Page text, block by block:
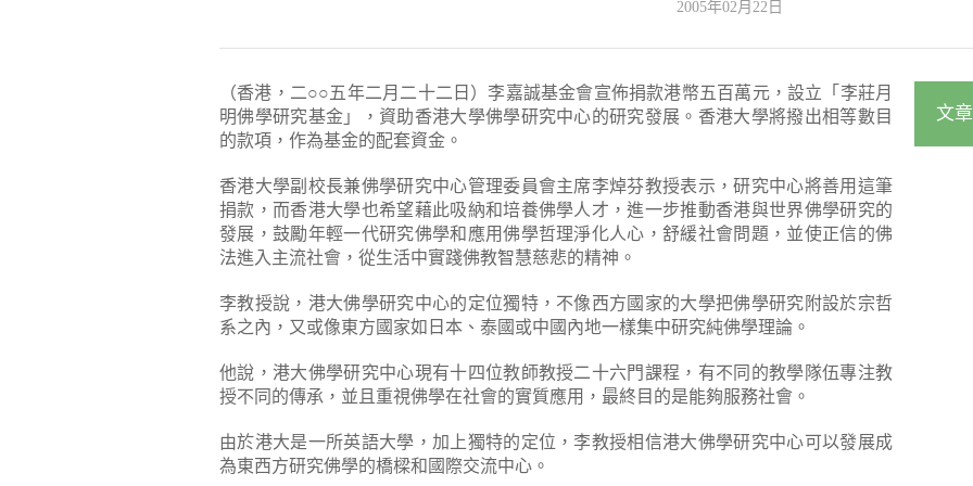
2005年02月22日
（香港，二○○五年二月二十二日）李嘉誠基金會宣佈捐款港幣五百萬元，設立「李莊月
明佛學研究基金」，資助香港大學佛學研究中心的研究發展。香港大學將撥出相等數目
的款項，作為基金的配套資金。
香港大學副校長兼佛學研究中心管理委員會主席李焯芬教授表示，研究中心將善用這筆
捐款，而香港大學也希望藉此吸納和培養佛學人才，進一步推動香港與世界佛學研究的
發展，鼓勵年輕一代研究佛學和應用佛學哲理淨化人心，舒緩社會問題，並使正信的佛
法進入主流社會，從生活中實踐佛教智慧慈悲的精神。
李教授說，港大佛學研究中心的定位獨特，不像西方國家的大學把佛學研究附設於宗哲
系之內，又或像東方國家如日本、泰國或中國內地一樣集中研究純佛學理論。
他說，港大佛學研究中心現有十四位教師教授二十六門課程，有不同的教學隊伍專注教
授不同的傳承，並且重視佛學在社會的實質應用，最終目的是能夠服務社會。
由於港大是一所英語大學，加上獨特的定位，李教授相信港大佛學研究中心可以發展成
為東西方研究佛學的橋樑和國際交流中心。
文